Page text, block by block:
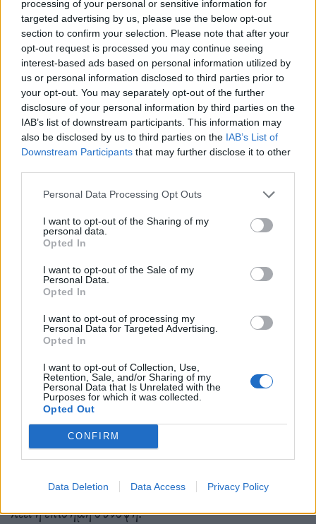
processing of your personal or sensitive information for
targeted advertising by us, please use the below opt-out
section to confirm your selection. Please note that after your
opt-out request is processed you may continue seeing
interest-based ads based on personal information utilized by
us or personal information disclosed to third parties prior to
your opt-out. You may separately opt-out of the further
disclosure of your personal information by third parties on the
IAB’s list of downstream participants. This information may
also be disclosed by us to third parties on the IAB’s List of
Downstream Participants that may further disclose it to other
Personal Data Processing Opt Outs
I want to opt-out of the Sharing of my
personal data.
Opted In
I want to opt-out of the Sale of my
Personal Data.
Opted In
I want to opt-out of processing my
Personal Data for Targeted Advertising.
Opted In
I want to opt-out of Collection, Use,
Retention, Sale, and/or Sharing of my
Personal Data that Is Unrelated with the
Purposes for which it was collected.
Opted Out
CONFIRM
Data Deletion Data Access Privacy Policy
δημοσιότητα περισσότερα αποσπάσματα από την
πολυαναμενόμενη σειρά. Οι νέες εικόνες
επικεντρώνοντας στο Fire Nation, όπου βλέπουμε
τους Zuko, Iroh, Azula, Ozai και Zhao, που
ενσαρκώνουν οι Dallas Liu, Paul Sun-Hyung Lee,
Elizabeth Yu, Daniel Dae Kim και Ken Leung,
αντίστοιχα. Δείτε τους παρακάτω:
της βραβευμένης και αγαπημένης σειράς του
Nickelodeon, ‘Avatar: The Last Airbender’, η
οποία θα παρουσιαστεί ως περιπέτεια ζωντανής
δράσης. Ο Albert Kim (Sleepy Hollow, Nikita)
εκτελεί χρέη showrunner, διευθυντή παραγωγής
και σεναριογράφου. Στο πλευρό του Kim στη
διεύθυνση παραγωγής, βρίσκονται ο Dan Lin (The
Lego Movie, Aladdin) και η Lindsey Liberatore
(Walker) της Rideback, καθώς και ο Michael Goi
(Swamp Thing, American Horror Story). Οι Goi,
Roseanne Liang (επίσης διευθύντρια παραγωγής),
Jabbar Raisani και Jet Wilkinson σκηνοθετούν»,
λέει η επίσημη σύνοψη.